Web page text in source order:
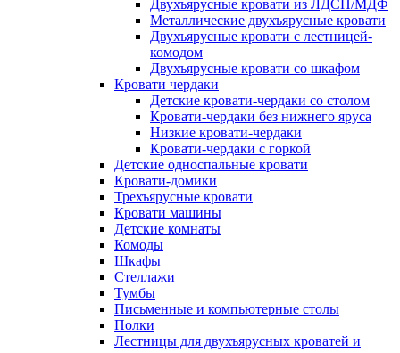
Двухъярусные кровати из ЛДСП/МДФ
Металлические двухъярусные кровати
Двухъярусные кровати с лестницей-
комодом
Двухъярусные кровати со шкафом
Кровати чердаки
Детские кровати-чердаки со столом
Кровати-чердаки без нижнего яруса
Низкие кровати-чердаки
Кровати-чердаки с горкой
Детские односпальные кровати
Кровати-домики
Трехъярусные кровати
Кровати машины
Детские комнаты
Комоды
Шкафы
Стеллажи
Тумбы
Письменные и компьютерные столы
Полки
Лестницы для двухъярусных кроватей и